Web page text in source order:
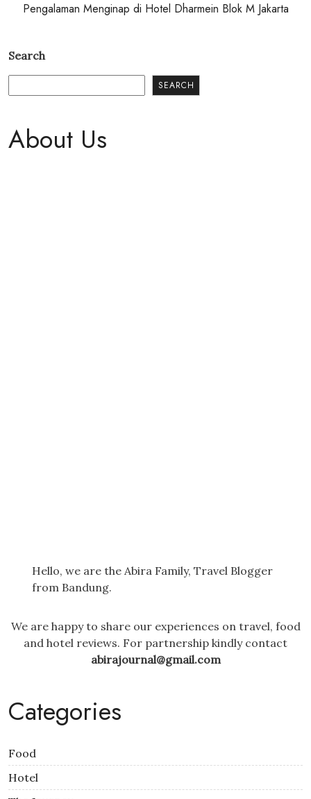
Pengalaman Menginap di Hotel Dharmein Blok M Jakarta
Search
SEARCH
About Us
Hello, we are the Abira Family, Travel Blogger
from Bandung.
We are happy to share our experiences on travel, food
and hotel reviews. For partnership kindly contact
abirajournal@gmail.com
Categories
Food
Hotel